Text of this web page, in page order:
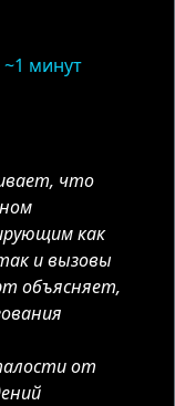
минут
что
как
и вызовы
объясняет,
от